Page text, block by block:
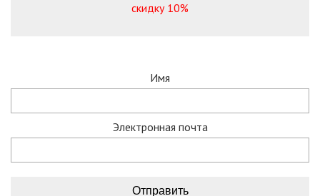
скидку 10%
Имя
Электронная почта